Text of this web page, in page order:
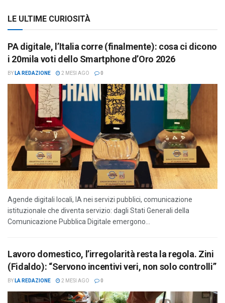
LE ULTIME CURIOSITÀ
PA digitale, l’Italia corre (finalmente): cosa ci dicono
i 20mila voti dello Smartphone d’Oro 2026
BY LA REDAZIONE 2 MESI AGO 0
Agende digitali locali, IA nei servizi pubblici, comunicazione
istituzionale che diventa servizio: dagli Stati Generali della
Comunicazione Pubblica Digitale emergono...
Lavoro domestico, l’irregolarità resta la regola. Zini
(Fidaldo): “Servono incentivi veri, non solo controlli”
BY LA REDAZIONE 2 MESI AGO 0